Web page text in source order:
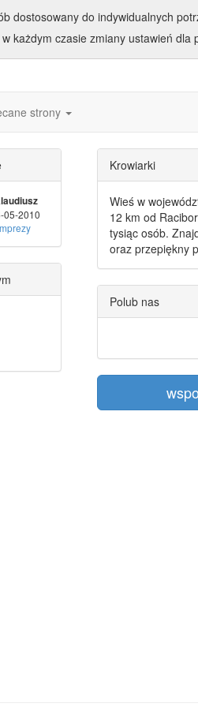
strony
05-2010
Krowiarki
Wieś w
12 km od
tysiąc osób.
oraz przepiękny
Polub nas
dostosowany do indywidualnych
każdym czasie zmiany ustawień dla